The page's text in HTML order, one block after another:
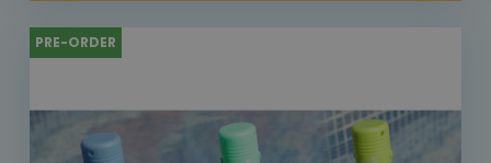
PRE-ORDER